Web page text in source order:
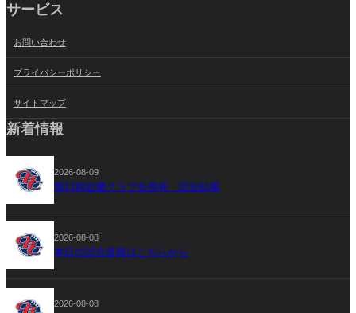
サービス
お問い合わせ
プライバシーポリシー
サイトマップ
新着情報
2026-08-09
第12回近畿クラブ会長杯 試合結果
2026-08-08
本日の試合速報はこちらから
2026-08-08